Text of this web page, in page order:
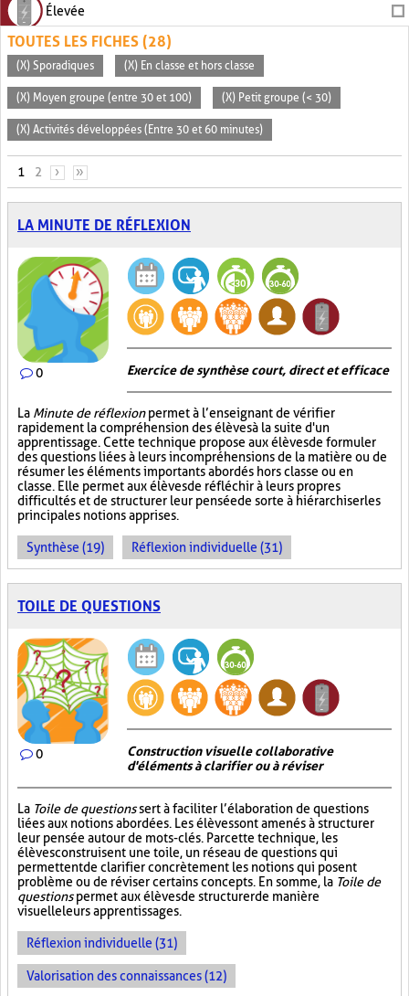
Élevée
TOUTES LES FICHES (28)
(X) Sporadiques (X) En classe et hors classe
(X) Moyen groupe (entre 30 et 100) (X) Petit groupe (< 30)
(X) Activités développées (Entre 30 et 60 minutes)
PAGES
1 2 › »
LA MINUTE DE RÉFLEXION
0 Exercice de synthèse court, direct et efficace
La Minute de réflexionpermet à l’enseignant de vérifier
rapidement la compréhension des élèves à la suite d'un
apprentissage. Cette technique propose aux élèves de formuler
des questions liées à leurs incompréhensions de la matière ou de
résumer les éléments importants abordés hors classe ou en
classe. Elle permet aux élèves de réfléchir à leurs propres
difficultés et de structurer leur pensée de sorte à hiérarchiser les
principales notions apprises.
Synthèse (19) Réflexion individuelle (31)
TOILE DE QUESTIONS
0
Construction visuelle collaborative
d'éléments à clarifier ou à réviser
La Toile de questionssert à faciliter l’élaboration de questions
liées aux notions abordées. Les élèves sont amenés à structurer
leur pensée autour de mots-clés. Par cette technique, les
élèves construisent une toile, un réseau de questions qui
permettent de clarifier concrètement les notions qui posent
problème ou de réviser certains concepts. En somme, la Toile de
questionspermet aux élèves de structurer de manière
visuelle leurs apprentissages.
Réflexion individuelle (31)
Valorisation des connaissances (12)